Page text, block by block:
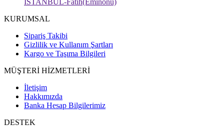
KURUMSAL
Sipariş Takibi
Gizlilik ve Kullanım Şartları
Kargo ve Taşıma Bilgileri
MÜŞTERİ HİZMETLERİ
İletişim
Hakkımızda
Banka Hesap Bilgilerimiz
DESTEK